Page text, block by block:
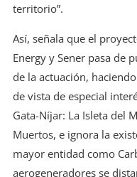
territorio”.
Así, señala que el
Energy y Sener pasa de
de la actuación,
de vista de especial
Gata-Níjar: La Isleta del
Muertos, e ignora la
mayor entidad como
aerogeneradores se